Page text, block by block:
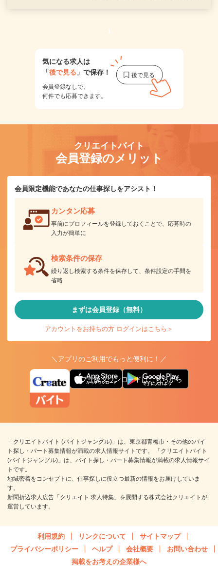
1
気になる求人は
「後で見る 」で保存！
会員登録なしで、
何件でも応募できます。
クリエイトバイト
会員登録のメリット
会員限定機能であなたの仕事探しをアシスト！
カンタン応募
事前にプロフィールを登録しておくことで、応募時の
入力が簡単に
検索条件の保存
繰り返し検索する条件を保存して、条件設定の手間を
省略
まずは会員登録（無料）
アカウントをお持ちの方 ログインはこちら＞
＼アプリのご利用でもっと便利に！／
アプリ版ダウンロードはこちらから
「クリエイトバイト (バイトジャングル)」は、東京都青梅市・その他のバイ
ト探し・パート募集情報が満載の求人情報サイトです。 「クリエイトバイト
(バイトジャングル)」は、バイト探し・パート募集情報が満載の求人情報サイ
トです。
地域密着をコンセプトに、仕事探しに役立つ最新の情報をお届けしていま
す。
新聞折込求人広告「クリエイト 求人特集」を展開する株式会社クリエイトが
運営しています。
利用規約 リンクについて
サイトマップ
プライバシーポリシー
ヘルプ 会社概要
お問い合わせ
掲載をお考えの企業様へ